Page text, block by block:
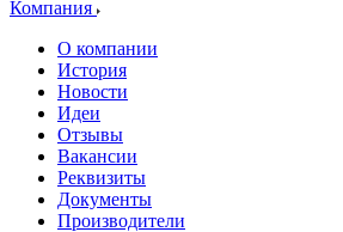
Компания
О компании
История
Новости
Идеи
Отзывы
Вакансии
Реквизиты
Документы
Производители